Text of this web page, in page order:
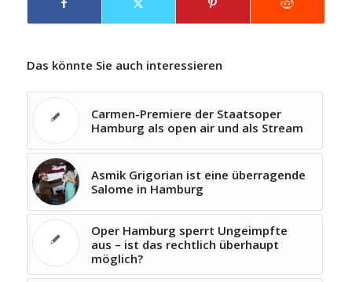
Das könnte Sie auch interessieren
Carmen-Premiere der Staatsoper
Hamburg als open air und als Stream
Asmik Grigorian ist eine überragende
Salome in Hamburg
Oper Hamburg sperrt Ungeimpfte
aus – ist das rechtlich überhaupt
möglich?